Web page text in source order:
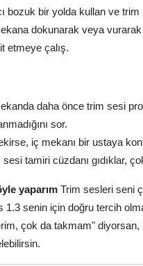
bozuk bir yolda kullan ve trim
dokunarak veya vurarak
etmeye çalış.
daha önce trim sesi
sor.
iç mekanı bir ustaya
sesi tamiri cüzdanı gıdıklar,
yaparım Trim sesleri seni
1.3 senin için doğru tercih
çok da takmam" diyorsan,